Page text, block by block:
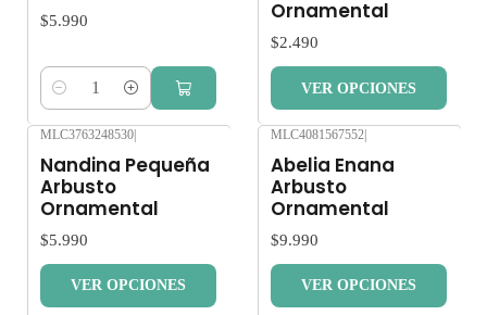
Imágen referencial, miden 30-50 m aprox.
Retiro Gratis en San Bernardo.
Los despachos son realizados dentro 3 a 7 días hábiles.
Despachos solo en la Región Metropolitana. No enviamos a
regiones.
Los árboles y plantas son seres vivos que al someterlos a viajes
largos sin suficiente agua y luz o mucha exposición al sol,
$5.990
Cantidad
Ornamental
$2.490
VER OPCIONES
MLC3763248530
Nandina Pequeña
Arbusto
Ornamental
$5.990
VER OPCIONES
MLC4081567552
Abelia Enana
Arbusto
Ornamental
$9.990
VER OPCIONES